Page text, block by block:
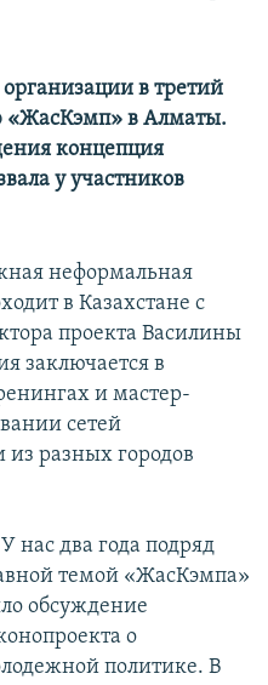
в третий
«ЖасКэмп» в Алматы.
концепция
у участников
неформальная
в Казахстане с
проекта Василины
заключается в
и мастер-
сетей
разных городов
нас два года подряд
темой «ЖасКэмпа»
обсуждение
о
политике. В